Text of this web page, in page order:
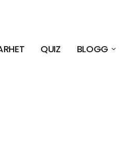
QUIZ BLOGG